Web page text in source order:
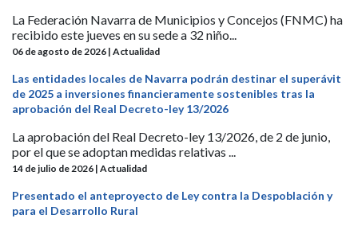
La Federación Navarra de Municipios y Concejos (FNMC) ha
recibido este jueves en su sede a 32 niño...
06 de agosto de 2026 | Actualidad
Las entidades locales de Navarra podrán destinar el superávit
de 2025 a inversiones financieramente sostenibles tras la
aprobación del Real Decreto-ley 13/2026
La aprobación del Real Decreto-ley 13/2026, de 2 de junio,
por el que se adoptan medidas relativas ...
14 de julio de 2026 | Actualidad
Presentado el anteproyecto de Ley contra la Despoblación y
para el Desarrollo Rural